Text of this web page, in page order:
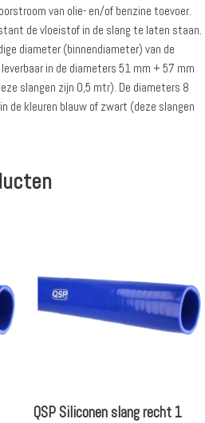
van olie- en/of benzine toevoer.
de vloeistof in de slang te laten staan.
diameter (binnendiameter) van de
in de diameters 51 mm + 57 mm
slangen zijn 0,5 mtr). De diameters 8
de kleuren blauw of zwart (deze slangen
QSP Siliconen slang recht 1